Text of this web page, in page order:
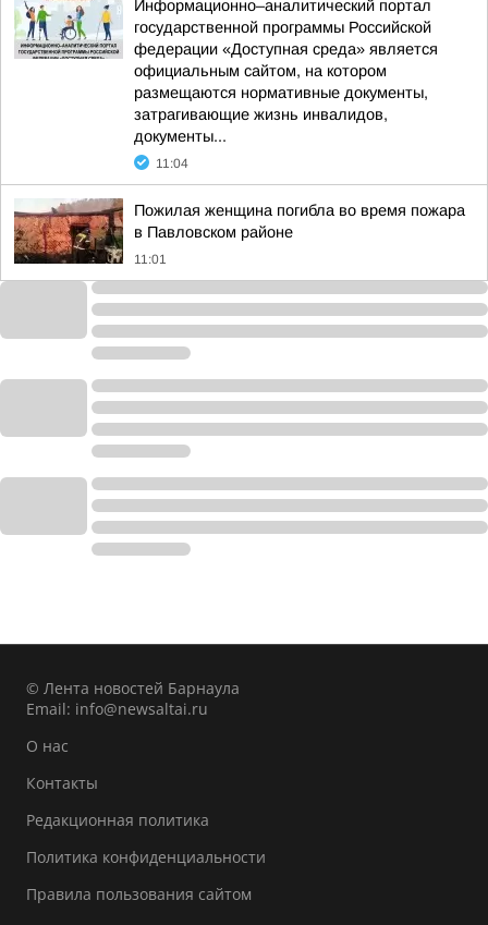
Информационно–аналитический портал
государственной программы Российской
федерации «Доступная среда» является
официальным сайтом, на котором
размещаются нормативные документы,
затрагивающие жизнь инвалидов,
документы...
11:04
Пожилая женщина погибла во время пожара
в Павловском районе
11:01
© Лента новостей Барнаула
Email: info@newsaltai.ru
О нас
Контакты
Редакционная политика
Политика конфиденциальности
Правила пользования сайтом